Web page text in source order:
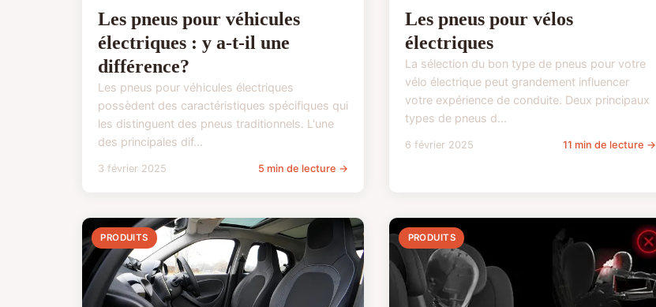
Les pneus pour véhicules
électriques : y a-t-il une
différence?
Les pneus pour véhicules électriques
possèdent des caractéristiques spécifiques qui
les distinguent des pneus traditionnels. L'une
des principales dif...
3 février 2025 5 min de lecture →
Les pneus pour vélos
électriques
La sélection du bon type de pneus pour votre
vélo électrique peut grandement influencer
votre expérience de conduite. Deux principaux
types de pneus d...
6 février 2025 11 min de lecture →
PRODUITS PRODUITS